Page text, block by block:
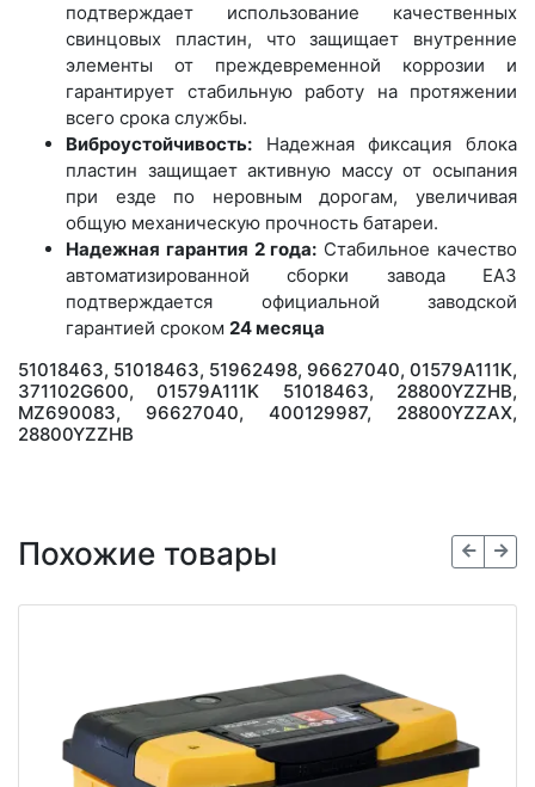
подтверждает использование качественных
свинцовых пластин, что защищает внутренние
элементы от преждевременной коррозии и
гарантирует стабильную работу на протяжении
всего срока службы.
Виброустойчивость: Надежная фиксация блока
пластин защищает активную массу от осыпания
при езде по неровным дорогам, увеличивая
общую механическую прочность батареи.
Надежная гарантия 2 года: Стабильное качество
автоматизированной сборки завода ЕАЗ
подтверждается официальной заводской
гарантией сроком 24 месяца
51018463, 51018463, 51962498, 96627040, 01579A111K,
371102G600, 01579A111K 51018463, 28800YZZHB,
MZ690083, 96627040, 400129987, 28800YZZAX,
28800YZZHB
Похожие товары